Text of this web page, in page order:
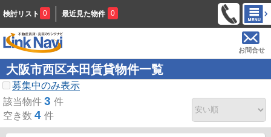
検討リスト 0 最近見た物件 0
お問合せ
大阪市西区本田賃貸物件一覧
募集中のみ表示
該当物件 3 件
空き数 4 件